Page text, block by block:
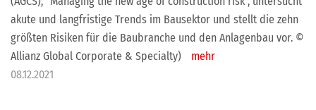
akute und langfristige Trends im Bausektor und stellt die zehn
größten Risiken für die Baubranche und den Anlagenbau vor. ©
Allianz Global Corporate & Specialty)
mehr
08.12.2021